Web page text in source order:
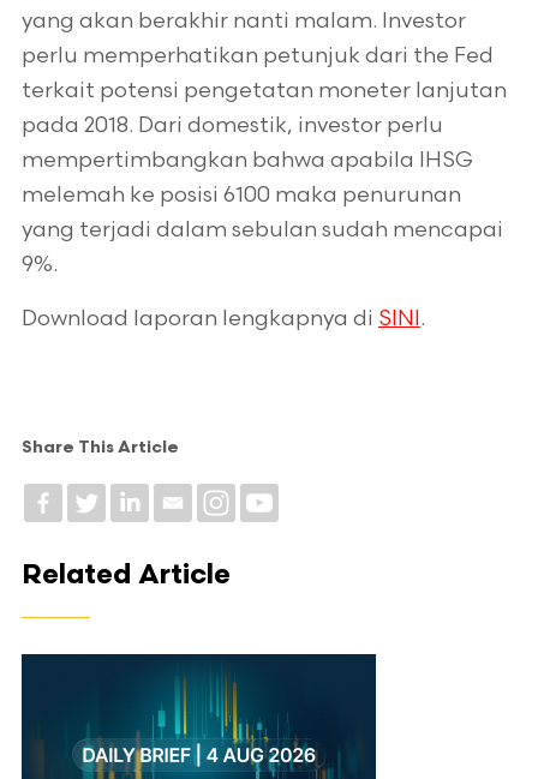
yang akan berakhir nanti malam. Investor
perlu memperhatikan petunjuk dari the Fed
terkait potensi pengetatan moneter lanjutan
pada 2018. Dari domestik, investor perlu
mempertimbangkan bahwa apabila IHSG
melemah ke posisi 6100 maka penurunan
yang terjadi dalam sebulan sudah mencapai
9%.
Download laporan lengkapnya di SINI .
Share This Article
Related Article